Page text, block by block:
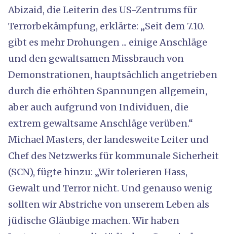
Abizaid, die Leiterin des US-Zentrums für
Terrorbekämpfung, erklärte: „Seit dem 7.10.
gibt es mehr Drohungen ... einige Anschläge
und den gewaltsamen Missbrauch von
Demonstrationen, hauptsächlich angetrieben
durch die erhöhten Spannungen allgemein,
aber auch aufgrund von Individuen, die
extrem gewaltsame Anschläge verüben.“
Michael Masters, der landesweite Leiter und
Chef des Netzwerks für kommunale Sicherheit
(SCN), fügte hinzu: „Wir tolerieren Hass,
Gewalt und Terror nicht. Und genauso wenig
sollten wir Abstriche von unserem Leben als
jüdische Gläubige machen. Wir haben